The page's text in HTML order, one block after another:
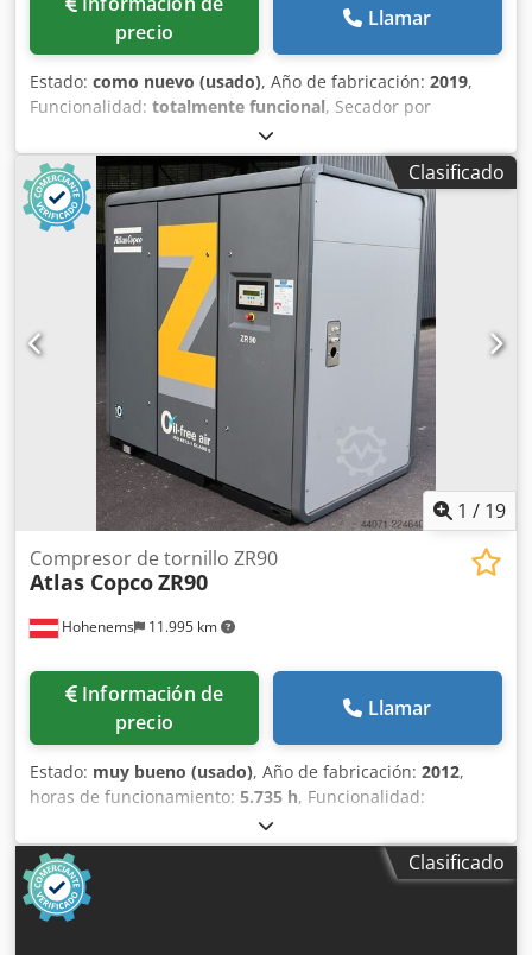
precio
Llamar
Estado: como nuevo (usado), Año de fabricación: 2019,
Funcionalidad: totalmente funcional, Secador por
refrigeración Atlas Copco FX6, usado 2,34 m³/min 14 bares
Djdpszrtbisfx Aflskr Año de fabricación: 2019
Clasificado
1 / 19
Hohenems 11.995 km
Compresor de tornillo ZR90
Atlas CopcoZR90
Información de
precio
Llamar
Estado: muy bueno (usado), Año de fabricación: 2012,
horas de funcionamiento: 5.735 h, Funcionalidad:
, Compresor de tornillo sin aceite
Atlas Copco ZR90 90 kW 7,50 bares 14 m³/min Año de
fabricación: 2012 Dsdpfx Aozqvvaeflokr Horas de
funcionamiento: 5735
Clasificado